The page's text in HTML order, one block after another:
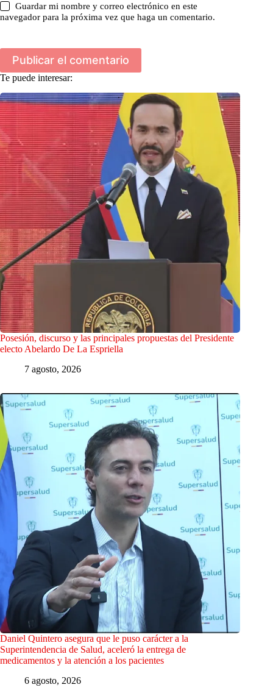
Guardar mi nombre y correo electrónico en este
navegador para la próxima vez que haga un comentario.
Publicar el comentario
Te puede interesar:
Posesión, discurso y las principales propuestas del Presidente
electo Abelardo De La Espriella
7 agosto, 2026
Daniel Quintero asegura que le puso carácter a la
Superintendencia de Salud, aceleró la entrega de
medicamentos y la atención a los pacientes
6 agosto, 2026